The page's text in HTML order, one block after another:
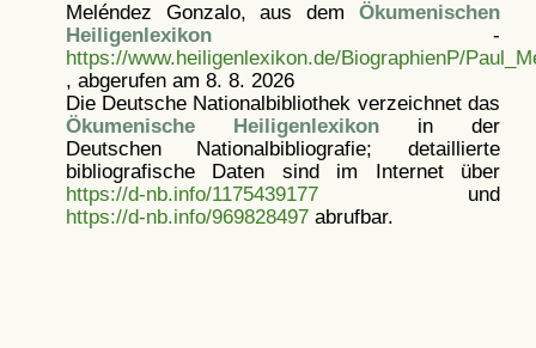
Meléndez Gonzalo, aus dem Ökumenischen
Heiligenlexikon-
https://www.heiligenlexikon.de/BiographienP/
, abgerufen am 8. 8. 2026
Die Deutsche Nationalbibliothek verzeichnet das
Ökumenische Heiligenlexikonin der
Deutschen Nationalbibliografie; detaillierte
bibliografische Daten sind im Internet über
https://d-nb.info/1175439177und
https://d-nb.info/969828497abrufbar.